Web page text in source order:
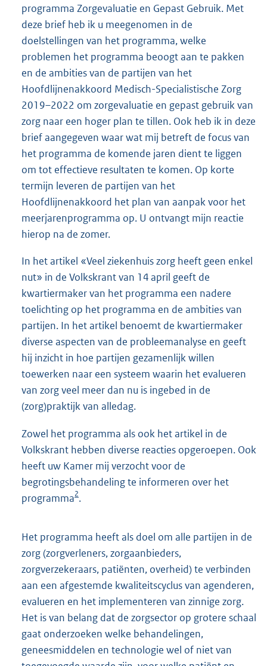
programma Zorgevaluatie en Gepast Gebruik. Met
deze brief heb ik u meegenomen in de
doelstellingen van het programma, welke
problemen het programma beoogt aan te pakken
en de ambities van de partijen van het
Hoofdlijnenakkoord Medisch-Specialistische Zorg
2019–2022 om zorgevaluatie en gepast gebruik van
zorg naar een hoger plan te tillen. Ook heb ik in deze
brief aangegeven waar wat mij betreft de focus van
het programma de komende jaren dient te liggen
om tot effectieve resultaten te komen. Op korte
termijn leveren de partijen van het
Hoofdlijnenakkoord het plan van aanpak voor het
meerjarenprogramma op. U ontvangt mijn reactie
hierop na de zomer.
In het artikel «Veel ziekenhuis zorg heeft geen enkel
nut» in de Volkskrant van 14 april geeft de
kwartiermaker van het programma een nadere
toelichting op het programma en de ambities van
partijen. In het artikel benoemt de kwartiermaker
diverse aspecten van de probleemanalyse en geeft
hij inzicht in hoe partijen gezamenlijk willen
toewerken naar een systeem waarin het evalueren
van zorg veel meer dan nu is ingebed in de
(zorg)praktijk van alledag.
Zowel het programma als ook het artikel in de
Volkskrant hebben diverse reacties opgeroepen. Ook
heeft uw Kamer mij verzocht voor de
begrotingsbehandeling te informeren over het
programma2.
Het programma heeft als doel om alle partijen in de
zorg (zorgverleners, zorgaanbieders,
zorgverzekeraars, patiënten, overheid) te verbinden
aan een afgestemde kwaliteitscyclus van agenderen,
evalueren en het implementeren van zinnige zorg.
Het is van belang dat de zorgsector op grotere schaal
gaat onderzoeken welke behandelingen,
geneesmiddelen en technologie wel of niet van